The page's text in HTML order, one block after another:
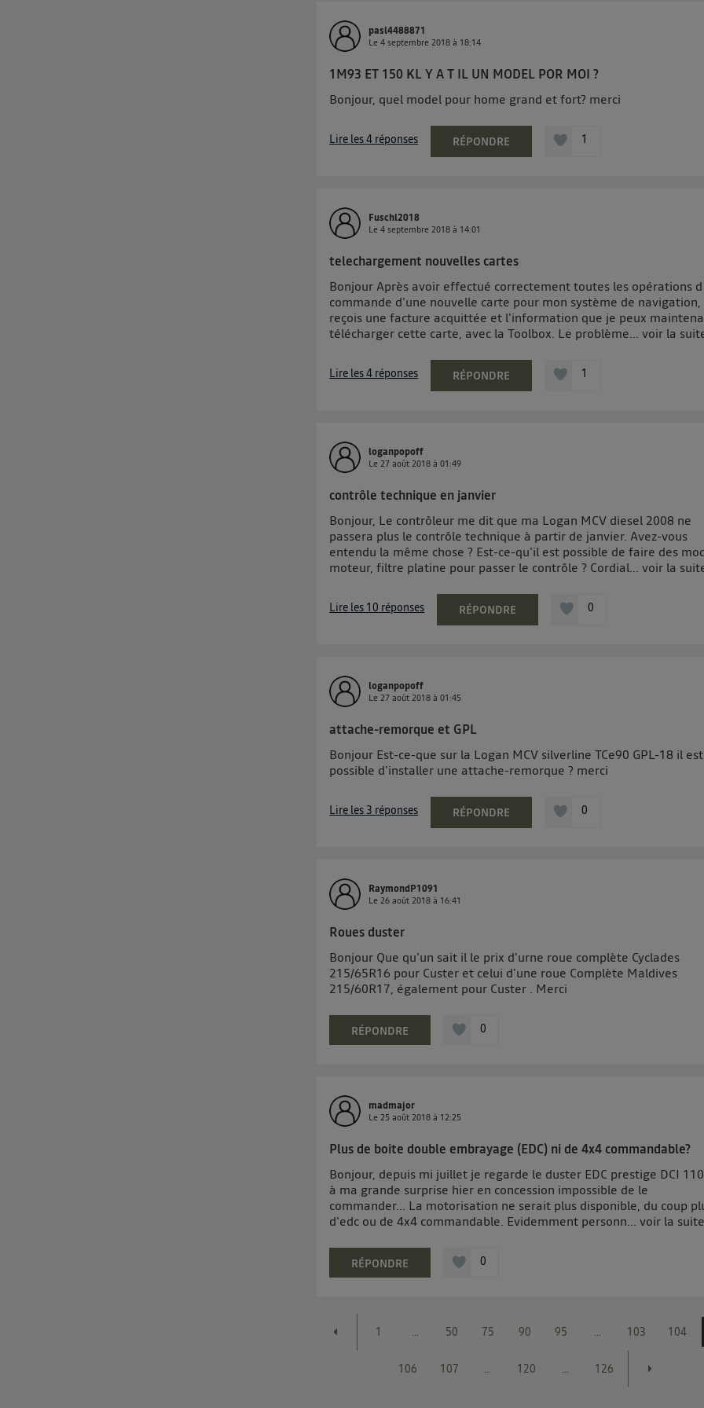
pasl4488871
Le4 septembre 2018 à 18:14
1M93 ET 150 KL Y A T IL UN MODEL POR MOI ?
Bonjour, quel model pour home grand et fort? merci
Lire les 4 réponses RÉPONDRE 1
Fuschl2018
Le4 septembre 2018 à 14:01
telechargement nouvelles cartes
Bonjour Après avoir effectué correctement toutes les opérations d
commande d'une nouvelle carte pour mon système de navigation,
reçois une facture acquittée et l'information que je peux
télécharger cette carte, avec la Toolbox. Le problème...voir la
Lire les 4 réponses RÉPONDRE 1
loganpopoff
Le27 août 2018 à01:49
contrôle technique en janvier
Bonjour, Le contrôleur me dit que ma Logan MCV diesel 2008 ne
passera plus le contrôle technique à partir de janvier. Avez-vous
entendu la même chose ? Est-ce-qu'il est possible de faire des
moteur, filtre platine pour passer le contrôle ? Cordial...voir la
Lire les 10 réponses RÉPONDRE 0
loganpopoff
Le27 août 2018 à01:45
attache-remorque et GPL
Bonjour Est-ce-que sur la Logan MCV silverline TCe90 GPL-18 il est
possible d'installer une attache-remorque ? merci
Lire les 3 réponses RÉPONDRE 0
RaymondP1091
Le26 août 2018 à 16:41
Roues duster
Bonjour Que qu'un sait il le prix d'urne roue complète Cyclades
215/65R16 pour Custer et celui d'une roue Complète Maldives
215/60R17, également pour Custer . Merci
RÉPONDRE 0
madmajor
Le25 août 2018 à 12:25
Plus de boite double embrayage (EDC) ni de 4x4 commandable?
Bonjour, depuis mi juillet je regarde le duster EDC prestige DCI
à ma grande surprise hier en concession impossible de le
commander... La motorisation ne serait plus disponible, du coup
d'edc ou de 4x4 commandable. Evidemment personn...voir la suite
RÉPONDRE 0
1 ... 50 75 90 95 ... 103 104
106 107 ... 120 ... 126